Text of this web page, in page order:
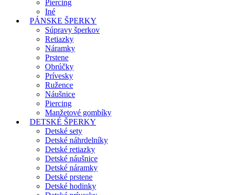
Piercing
Iné
PÁNSKE ŠPERKY
Súpravy šperkov
Retiazky
Náramky
Prstene
Obrúčky
Prívesky
Ružence
Náušnice
Piercing
Manžetové gombíky
DETSKÉ ŠPERKY
Detské sety
Detské náhrdelníky
Detské retiazky
Detské náušnice
Detské náramky
Detské prstene
Detské hodinky